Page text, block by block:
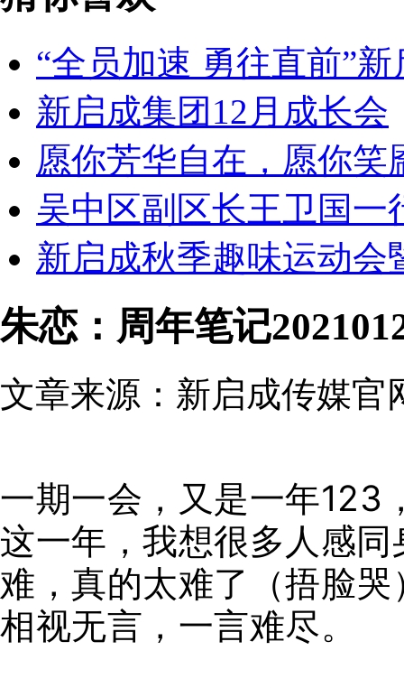
“全员加速 勇往直前”
​新启成集团12月成长会
愿你芳华自在，愿你笑
吴中区副区长王卫国一
新启成秋季趣味运动会
朱恋：周年笔记
文章来源：新启成传媒
一期一会，又是一年123
这一年，我想很多人感同
难，真的太难了（捂脸哭
相视无言，一言难尽。